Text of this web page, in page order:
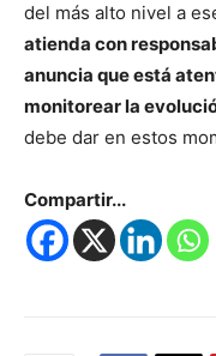
del más alto nivel a
atienda con
anuncia que está
monitorear la
debe dar en estos
Compartir...